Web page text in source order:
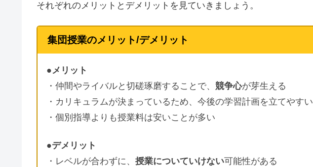
それぞれのメリットとデメリットを見ていきましょう。
集団授業のメリット/デメリット
●メリット
・仲間やライバルと切磋琢磨することで、 競争心が芽生える
・カリキュラムが決まっているため、今後の学習計画を立てやすい
・個別指導よりも授業料は安いことが多い
●デメリット
・レベルが合わずに、 授業についていけない可能性がある